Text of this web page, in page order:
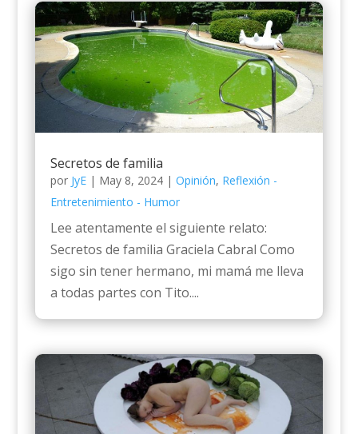
Secretos de familia
por JyE| May 8, 2024| Opinión, Reflexión -
Entretenimiento - Humor
Lee atentamente el siguiente relato:
Secretos de familia Graciela Cabral Como
sigo sin tener hermano, mi mamá me lleva
a todas partes con Tito....